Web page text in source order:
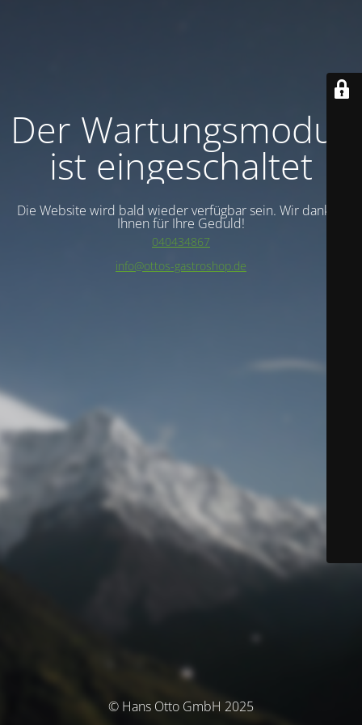
Der Wartungsmodus
ist eingeschaltet
Die Website wird bald wieder verfügbar sein. Wir danken
Ihnen für Ihre Geduld!
040434867
info@ottos-gastroshop.de
© Hans Otto GmbH 2025